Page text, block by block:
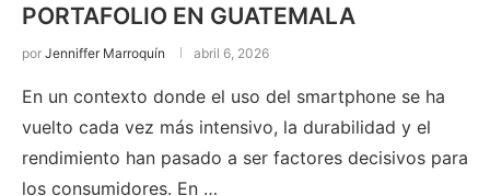
PORTAFOLIO EN GUATEMALA
por Jenniffer Marroquín abril 6, 2026
En un contexto donde el uso del smartphone se ha
vuelto cada vez más intensivo, la durabilidad y el
rendimiento han pasado a ser factores decisivos para
los consumidores. En …